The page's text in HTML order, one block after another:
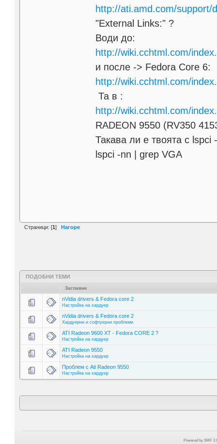
http://ati.amd.com/support/
"External Links:" ?
Води до:
http://wiki.cchtml.com/
и после -> Fedora Core 6:
http://wiki.cchtml.com/
Та в :
http://wiki.cchtml.com/
RADEON 9550 (RV350
Такава ли е твоята с lspci
lspci -nn | grep VGA
Страници: [1] Нагоре
ПОДОБНИ ТЕМИ
Заглавие
nVidia drivers & Fedora core 2
Настройка на хардуер
nVidia drivers & Fedora core 2
Хардуерни и софтуерни проблеми
ATI Radeon 9600 XT - Fedora CORE 2 ?
Настройка на хардуер
ATI Radeon 9550
Настройка на хардуер
Проблем с Ati Radeon 9550
Настройка на хардуер
Powered by SMF